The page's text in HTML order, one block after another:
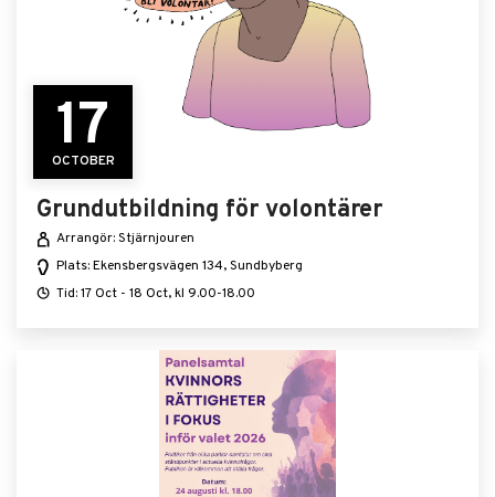
17
OCTOBER
Grundutbildning för volontärer
Arrangör: Stjärnjouren
Plats: Ekensbergsvägen 134, Sundbyberg
Tid: 17 Oct - 18 Oct, kl 9.00-18.00